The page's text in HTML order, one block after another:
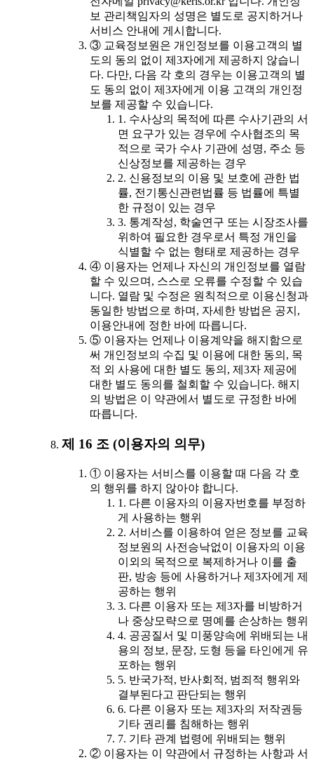
보 관리책임자의 성명은 별도로 공지하거나
서비스 안내에 게시합니다.
③ 교육정보원은 개인정보를 이용고객의 별
도의 동의 없이 제3자에게 제공하지 않습니
다. 다만, 다음 각 호의 경우는 이용고객의 별
도 동의 없이 제3자에게 이용 고객의 개인정
보를 제공할 수 있습니다.
1. 수사상의 목적에 따른 수사기관의 서
면 요구가 있는 경우에 수사협조의 목
적으로 국가 수사 기관에 성명, 주소 등
신상정보를 제공하는 경우
2. 신용정보의 이용 및 보호에 관한 법
률, 전기통신관련법률 등 법률에 특별
한 규정이 있는 경우
3. 통계작성, 학술연구 또는 시장조사를
위하여 필요한 경우로서 특정 개인을
식별할 수 없는 형태로 제공하는 경우
④ 이용자는 언제나 자신의 개인정보를 열람
할 수 있으며, 스스로 오류를 수정할 수 있습
니다. 열람 및 수정은 원칙적으로 이용신청과
동일한 방법으로 하며, 자세한 방법은 공지,
이용안내에 정한 바에 따릅니다.
⑤ 이용자는 언제나 이용계약을 해지함으로
써 개인정보의 수집 및 이용에 대한 동의, 목
적 외 사용에 대한 별도 동의, 제3자 제공에
대한 별도 동의를 철회할 수 있습니다. 해지
의 방법은 이 약관에서 별도로 규정한 바에
따릅니다.
제 16 조 (이용자의 의무)
① 이용자는 서비스를 이용할 때 다음 각 호
의 행위를 하지 않아야 합니다.
1. 다른 이용자의 이용자번호를 부정하
게 사용하는 행위
2. 서비스를 이용하여 얻은 정보를 교육
정보원의 사전승낙없이 이용자의 이용
이외의 목적으로 복제하거나 이를 출
판, 방송 등에 사용하거나 제3자에게 제
공하는 행위
3. 다른 이용자 또는 제3자를 비방하거
나 중상모략으로 명예를 손상하는 행위
4. 공공질서 및 미풍양속에 위배되는 내
용의 정보, 문장, 도형 등을 타인에게 유
포하는 행위
5. 반국가적, 반사회적, 범죄적 행위와
결부된다고 판단되는 행위
6. 다른 이용자 또는 제3자의 저작권등
기타 권리를 침해하는 행위
7. 기타 관계 법령에 위배되는 행위
② 이용자는 이 약관에서 규정하는 사항과 서